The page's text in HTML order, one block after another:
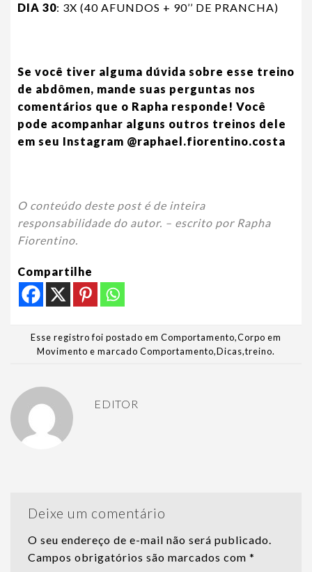
DIA 30: 3X (40 AFUNDOS + 90’’ DE PRANCHA)
Se você tiver alguma dúvida sobre esse treino
de abdômen, mande suas perguntas nos
comentários que o Rapha responde! Você
pode acompanhar alguns outros treinos dele
em seu Instagram @raphael.fiorentino.costa
O conteúdo deste post é de inteira
responsabilidade do autor. – escrito por Rapha
Fiorentino.
Compartilhe
Esse registro foi postado em Comportamento,Corpo em
Movimento e marcado Comportamento,Dicas,treino.
EDITOR
Deixe um comentário
O seu endereço de e-mail não será publicado.
Campos obrigatórios são marcados com *